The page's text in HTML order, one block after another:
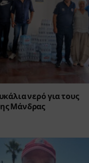
νερό για τους
Μάνδρας